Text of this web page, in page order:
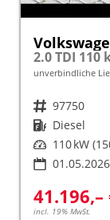
2.0 TDI 110
unverbindliche
Fahrzeugnr. 97750
Kraftstoff Diesel
Leistung 110 kW
01.05.2026
41.196,–
incl. 19% MwSt.